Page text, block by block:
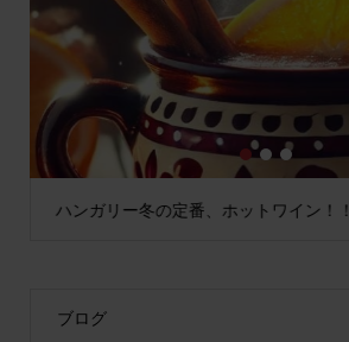
ハンガリー冬の定番、ホットワイン！！
1 2 3
ブログ